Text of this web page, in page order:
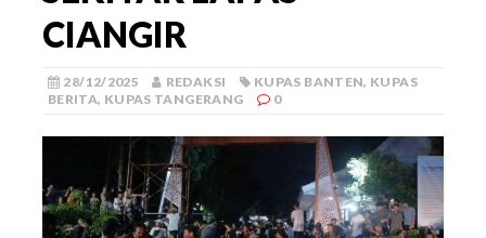
CIANGIR
28/12/2025 REDAKSI KUPAS BANTEN, KUPAS
BERITA, KUPAS TANGERANG 0